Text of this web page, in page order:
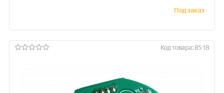
Под заказ
Код товара: 8518